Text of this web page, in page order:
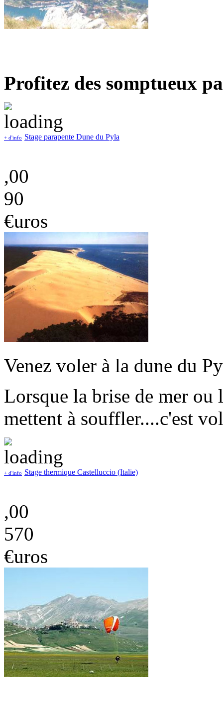
Profitez des somptueux
+ d'info Stage parapente Dune du Pyla
,00
90
€uros
Venez voler à la dune du
Lorsque la brise de mer ou
mettent à souffler....c'est
+ d'info Stage thermique Castelluccio (Italie)
,00
570
€uros